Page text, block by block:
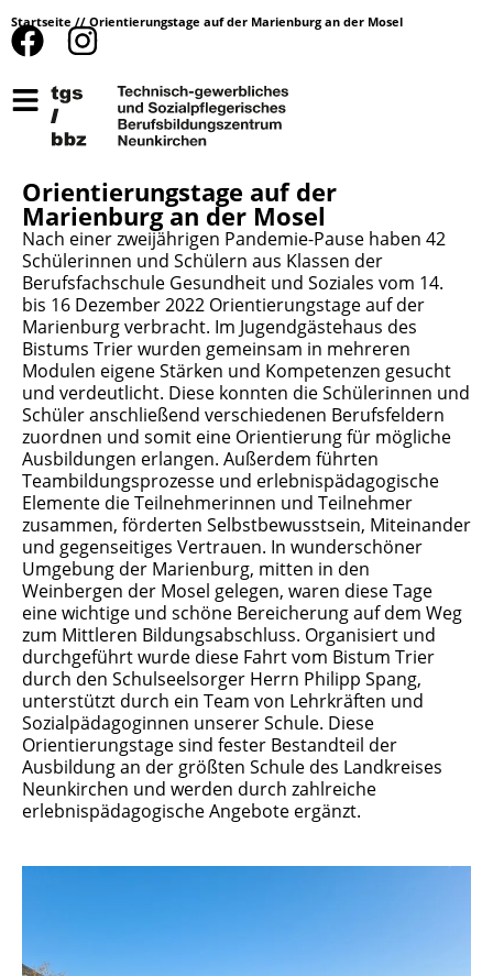
Startseite // Orientierungstage auf der Marienburg an der Mosel
Orientierungstage auf der
Marienburg an der Mosel
Nach einer zweijährigen Pandemie-Pause haben 42
Schülerinnen und Schülern aus Klassen der
Berufsfachschule Gesundheit und Soziales vom 14.
bis 16 Dezember 2022 Orientierungstage auf der
Marienburg verbracht. Im Jugendgästehaus des
Bistums Trier wurden gemeinsam in mehreren
Modulen eigene Stärken und Kompetenzen gesucht
und verdeutlicht. Diese konnten die Schülerinnen und
Schüler anschließend verschiedenen Berufsfeldern
zuordnen und somit eine Orientierung für mögliche
Ausbildungen erlangen. Außerdem führten
Teambildungsprozesse und erlebnispädagogische
Elemente die Teilnehmerinnen und Teilnehmer
zusammen, förderten Selbstbewusstsein, Miteinander
und gegenseitiges Vertrauen. In wunderschöner
Umgebung der Marienburg, mitten in den
Weinbergen der Mosel gelegen, waren diese Tage
eine wichtige und schöne Bereicherung auf dem Weg
zum Mittleren Bildungsabschluss. Organisiert und
durchgeführt wurde diese Fahrt vom Bistum Trier
durch den Schulseelsorger Herrn Philipp Spang,
unterstützt durch ein Team von Lehrkräften und
Sozialpädagoginnen unserer Schule. Diese
Orientierungstage sind fester Bestandteil der
Ausbildung an der größten Schule des Landkreises
Neunkirchen und werden durch zahlreiche
erlebnispädagogische Angebote ergänzt.